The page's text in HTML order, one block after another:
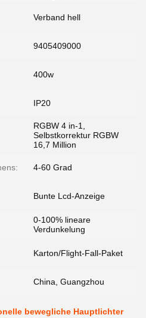
Verband hell
9405409000
400w
IP20
RGBW 4 in-1,
Selbstkorrektur RGBW
16,7 Million
4-60 Grad
Bunte Lcd-Anzeige
0-100% lineare
Verdunkelung
Karton/Flight-Fall-Paket
China, Guangzhou
bewegliche Hauptlichter